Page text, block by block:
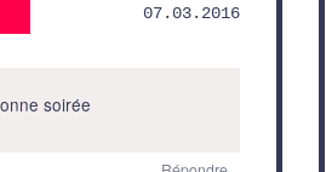
07.03.2016
soirée